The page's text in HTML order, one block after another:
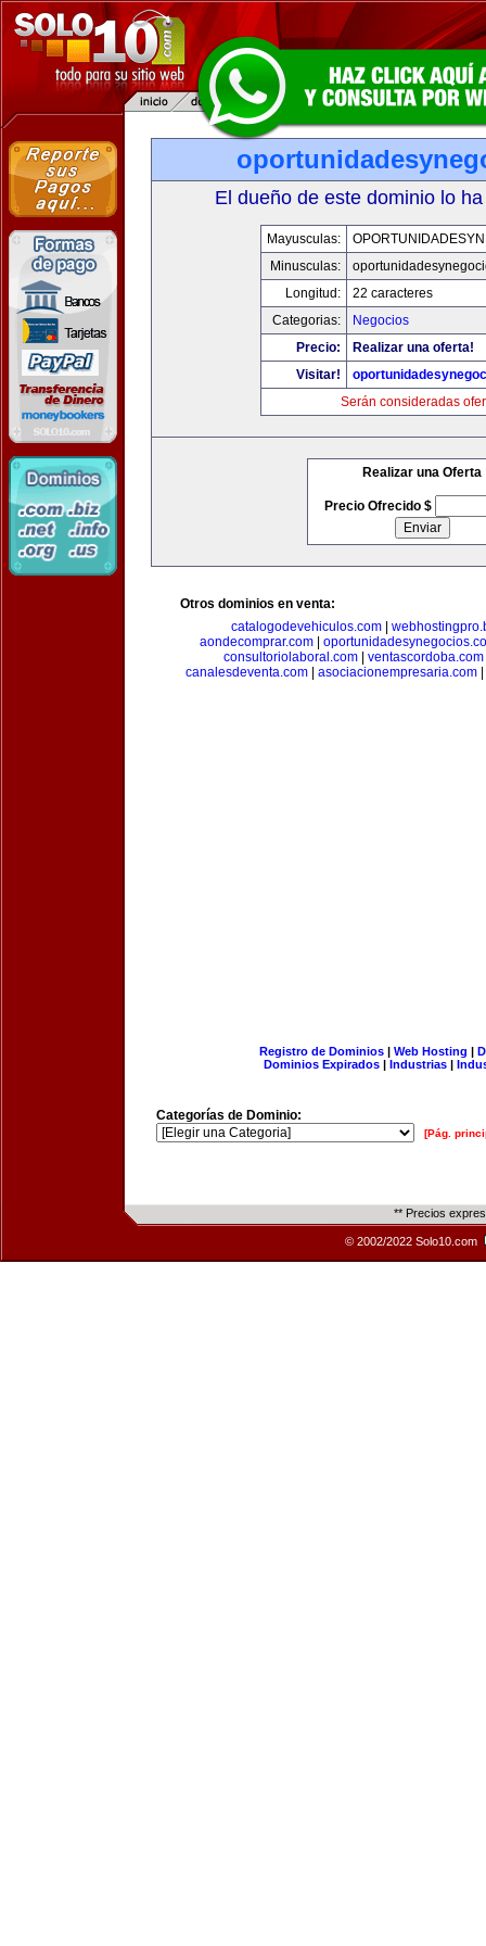
El dueño de este dominio lo
Mayusculas:
Minusculas:
Longitud:
22 caracteres
Categorias:
Negocios
Precio:
Realizar una oferta!
Visitar!
Serán consideradas
Realizar una Oferta
Precio Ofrecido $
Otros dominios en venta:
catalogodevehiculos.com|
aondecomprar.com
consultoriolaboral.com
ventascordoba.com
canalesdeventa.com
asociacionempresaria.com
Registro de Dominios| Web Hosting |
Dominios Expirados | Industrias |
Categorías de Dominio:
[Pág.
** Precios
© 2002/2022 Solo10.com